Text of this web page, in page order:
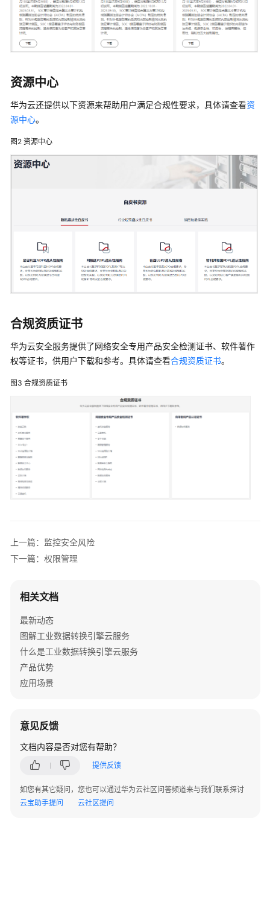
云
服
务
么
是
工
数
据
转
换
产
品
应
用
场
景
担
认
与
访
问
控
制
据
保
护
审
资源中心
华为云还提供以下资源来帮助用户满足合规性要求，具体请查看资
源中心。
图2 资源中心
合规资质证书
华为云安全服务提供了网络安全专用产品安全检测证书、软件著作
权等证书，供用户下载和参考。具体请查看合规资质证书。
图3 合规资质证书
上一篇：监控安全风险
下一篇：权限管理
相关文档
最新动态
图解工业数据转换引擎云服务
什么是工业数据转换引擎云服务
产品优势
应用场景
意见反馈
文档内容是否对您有帮助？
提供反馈
如您有其它疑问，您也可以通过华为云社区问答频道来与我们联系探讨
云宝助手提问
云社区提问